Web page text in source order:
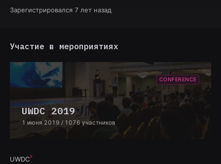
Зарегистрировался 7 лет назад
Участие в мероприятиях
CONFERENCE
UWDC 2019
1 июня 2019 / 1076 участников
UWDC